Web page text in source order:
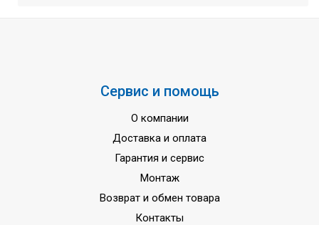
Сервис и помощь
О компании
Доставка и оплата
Гарантия и сервис
Монтаж
Возврат и обмен товара
Контакты